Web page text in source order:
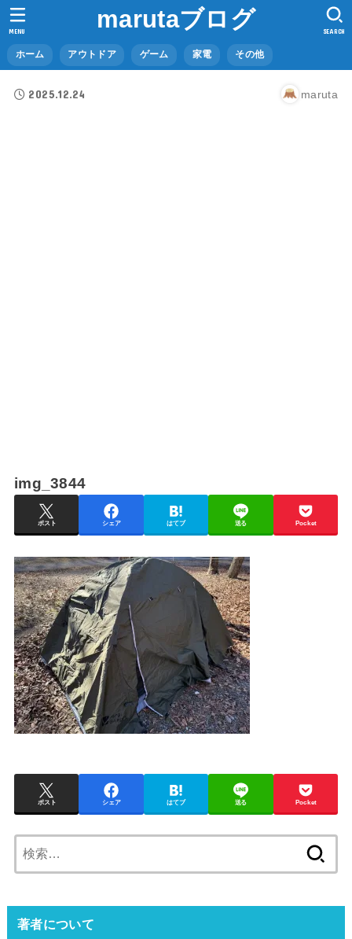
marutaブログ
ホーム アウトドア ゲーム 家電 その他
SEARCH
MENU
2025.12.24 maruta
img_3844
ポスト シェア はてブ 送る Pocket
ポスト シェア はてブ 送る Pocket
索:
著者について